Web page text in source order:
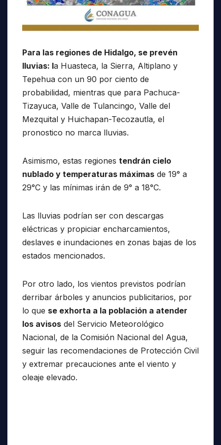
Para las regiones de Hidalgo, se prevén
lluvias: la Huasteca, la Sierra, Altiplano y
Tepehua con un 90 por ciento de
probabilidad, mientras que para Pachuca-
Tizayuca, Valle de Tulancingo, Valle del
Mezquital y Huichapan-Tecozautla, el
pronostico no marca lluvias.
Asimismo, estas regiones tendrán cielo
nublado y temperaturas máximas de 19° a
29°C y las mínimas irán de 9° a 18°C.
Las lluvias podrían ser con descargas
eléctricas y propiciar encharcamientos,
deslaves e inundaciones en zonas bajas de los
estados mencionados.
Por otro lado, los vientos previstos podrían
derribar árboles y anuncios publicitarios, por
lo que se exhorta a la población a atender
los avisos del Servicio Meteorológico
Nacional, de la Comisión Nacional del Agua,
seguir las recomendaciones de Protección Civil
y extremar precauciones ante el viento y
oleaje elevado.